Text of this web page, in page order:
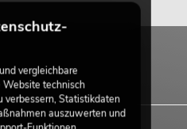
vergleichbare
Website technisch
verbessern, Statistikdaten
auszuwerten und